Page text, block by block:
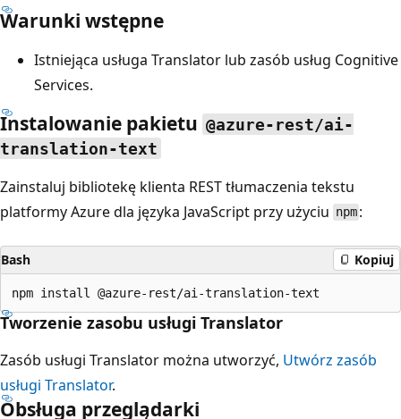
Warunki wstępne
Istniejąca usługa Translator lub zasób usług Cognitive
Services.
Instalowanie pakietu @azure-rest/ai-
translation-text
Zainstaluj bibliotekę klienta REST tłumaczenia tekstu
platformy Azure dla języka JavaScript przy użyciu npm :
Bash Kopiuj
Tworzenie zasobu usługi Translator
Zasób usługi Translator można utworzyć, Utwórz zasób
usługi Translator.
Obsługa przeglądarki